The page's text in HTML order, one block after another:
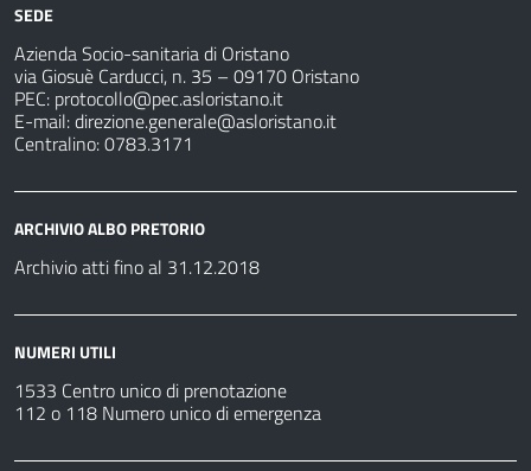
SEDE
Azienda Socio-sanitaria di Oristano
via Giosuè Carducci, n. 35 – 09170 Oristano
PEC: protocollo@pec.asloristano.it
E-mail:direzione.generale@asloristano.it
Centralino: 0783.3171
ARCHIVIO ALBO PRETORIO
Archivio atti fino al 31.12.2018
NUMERI UTILI
1533 Centro unico di prenotazione
112 o 118 Numero unico di emergenza